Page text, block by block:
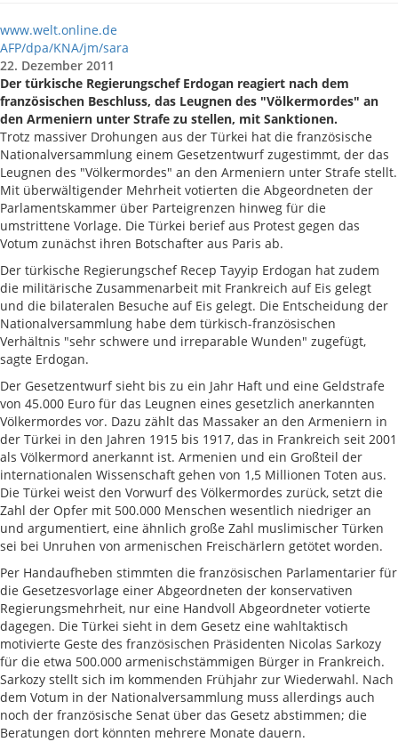
www.welt.online.de
AFP/dpa/KNA/jm/sara
22. Dezember 2011
Der türkische Regierungschef Erdogan reagiert nach dem
französischen Beschluss, das Leugnen des "Völkermordes" an
den Armeniern unter Strafe zu stellen, mit Sanktionen.
Trotz massiver Drohungen aus der Türkei hat die französische
Nationalversammlung einem Gesetzentwurf zugestimmt, der das
Leugnen des "Völkermordes" an den Armeniern unter Strafe stellt.
Mit überwältigender Mehrheit votierten die Abgeordneten der
Parlamentskammer über Parteigrenzen hinweg für die
umstrittene Vorlage. Die Türkei berief aus Protest gegen das
Votum zunächst ihren Botschafter aus Paris ab.
Der türkische Regierungschef Recep Tayyip Erdogan hat zudem
die militärische Zusammenarbeit mit Frankreich auf Eis gelegt
und die bilateralen Besuche auf Eis gelegt. Die Entscheidung der
Nationalversammlung habe dem türkisch-französischen
Verhältnis "sehr schwere und irreparable Wunden" zugefügt,
sagte Erdogan.
Der Gesetzentwurf sieht bis zu ein Jahr Haft und eine Geldstrafe
von 45.000 Euro für das Leugnen eines gesetzlich anerkannten
Völkermordes vor. Dazu zählt das Massaker an den Armeniern in
der Türkei in den Jahren 1915 bis 1917, das in Frankreich seit 2001
als Völkermord anerkannt ist. Armenien und ein Großteil der
internationalen Wissenschaft gehen von 1,5 Millionen Toten aus.
Die Türkei weist den Vorwurf des Völkermordes zurück, setzt die
Zahl der Opfer mit 500.000 Menschen wesentlich niedriger an
und argumentiert, eine ähnlich große Zahl muslimischer Türken
sei bei Unruhen von armenischen Freischärlern getötet worden.
Per Handaufheben stimmten die französischen Parlamentarier für
die Gesetzesvorlage einer Abgeordneten der konservativen
Regierungsmehrheit, nur eine Handvoll Abgeordneter votierte
dagegen. Die Türkei sieht in dem Gesetz eine wahltaktisch
motivierte Geste des französischen Präsidenten Nicolas Sarkozy
für die etwa 500.000 armenischstämmigen Bürger in Frankreich.
Sarkozy stellt sich im kommenden Frühjahr zur Wiederwahl. Nach
dem Votum in der Nationalversammlung muss allerdings auch
noch der französische Senat über das Gesetz abstimmen; die
Beratungen dort könnten mehrere Monate dauern.